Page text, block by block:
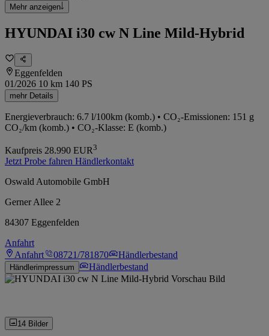
Mehr anzeigen
HYUNDAI i30 cw N Line Mild-Hybrid
Eggenfelden
01/2026 10 km 140 PS
mehr Details
Energieverbrauch: 6.7 l/100km (komb.) • CO₂-Emissionen: 151 g
CO₂/km (komb.) • CO₂-Klasse: E (komb.)
Kaufpreis 28.990 EUR3
Jetzt Probe fahren Händlerkontakt
Oswald Automobile GmbH
Gerner Allee 2
84307 Eggenfelden
Anfahrt
Anfahrt
08721/781870 Händlerbestand
Händlerimpressum Händlerbestand
14 Bilder